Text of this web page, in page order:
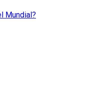
Mundial?